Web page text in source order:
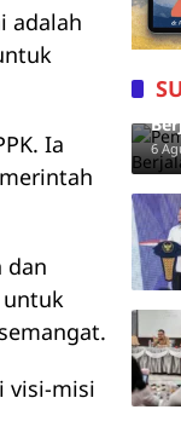
adalah
Ia
dan
visi-misi
6